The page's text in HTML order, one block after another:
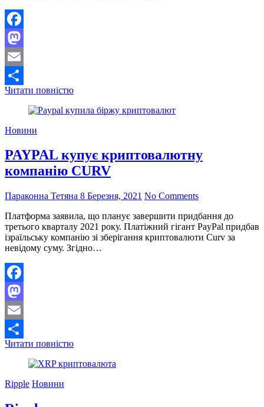
Facebook
Mastodon
Email
Поділитися
Читати повністюМайк
зацікавився
Новини
PAYPAL купує криптовалютну
компанію CURV
Параконна Тетяна 8 Березня, 2021 No Comments
Платформа заявила, що планує завершити придбання до
третього кварталу 2021 року. Платіжний гігант PayPal придбав
ізраїльську компанію зі зберігання криптовалюти Curv за
невідому суму. Згідно…
Facebook
Mastodon
Email
Поділитися
Читати повністюPAYPAL
криптовалютну
Ripple Новини